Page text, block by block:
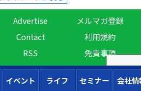
Advertise
メルマガ登録
Contact
利用規約
RSS 免責事項
イベント ライフ セミナー 会社